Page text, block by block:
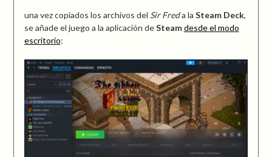
una vez copiados los archivos del Sir Freda la Steam Deck,
se añade el juego a la aplicación deSteam desde el modo
escritorio: